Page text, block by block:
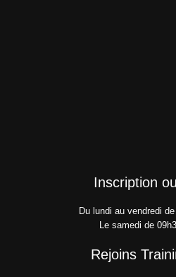
Inscription
Du lundi au vendredi
Le samedi de
Rejoins